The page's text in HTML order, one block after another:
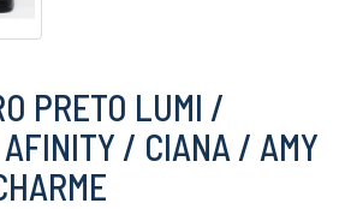
PRETO LUMI /
/ CIANA / AMY